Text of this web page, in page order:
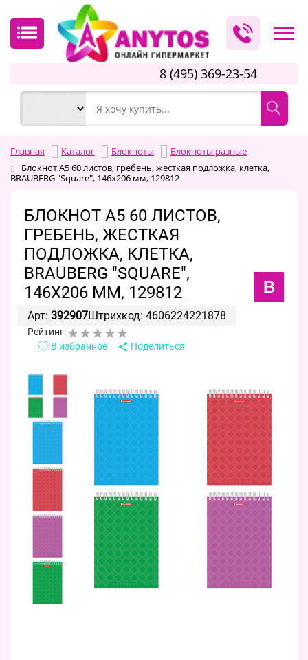
8 (495) 369-23-54
Главная Каталог Блокноты
Блокноты разные
Блокнот А5 60 листов, гребень, жесткая подложка, клетка,
BRAUBERG "Square", 146х206 мм, 129812
БЛОКНОТ А5 60 ЛИСТОВ,
ГРЕБЕНЬ, ЖЕСТКАЯ
ПОДЛОЖКА, КЛЕТКА,
BRAUBERG "SQUARE",
146Х206 ММ, 129812
B
Арт: 392907Штрихкод: 4606224221878
Рейтинг:
В избранное
Поделиться